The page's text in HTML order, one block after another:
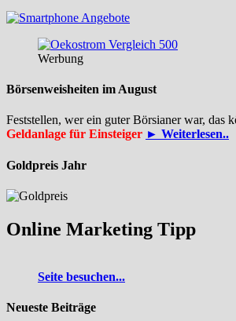
Werbung
Börsenweisheiten im August
Feststellen, wer ein guter Börsianer war, das
Geldanlage für Einsteiger ► Weiterlesen..
Goldpreis Jahr
Online Marketing Tipp
Seite besuchen...
Neueste Beiträge